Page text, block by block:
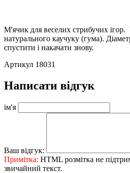
М'ячик для веселих стрибучих ігор.
натурального каучуку (гума).
спустити і накачати знову.
Артикул 18031
Написати відгук
ім'я
Ваш відгук:
Примітка: HTML розмітка не
звичайний текст.